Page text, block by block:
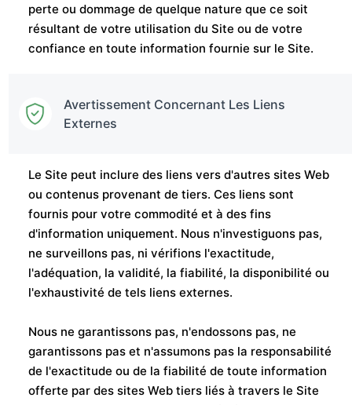
perte ou dommage de quelque nature que ce soit
résultant de votre utilisation du Site ou de votre
confiance en toute information fournie sur le Site.
Avertissement Concernant Les Liens
Externes
Le Site peut inclure des liens vers d'autres sites Web
ou contenus provenant de tiers. Ces liens sont
fournis pour votre commodité et à des fins
d'information uniquement. Nous n'investiguons pas,
ne surveillons pas, ni vérifions l'exactitude,
l'adéquation, la validité, la fiabilité, la disponibilité ou
l'exhaustivité de tels liens externes.
Nous ne garantissons pas, n'endossons pas, ne
garantissons pas et n'assumons pas la responsabilité
de l'exactitude ou de la fiabilité de toute information
offerte par des sites Web tiers liés à travers le Site